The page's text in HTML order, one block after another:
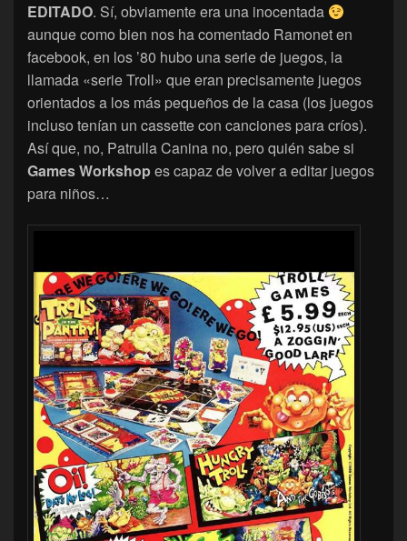
EDITADO. Sí, obviamente era una inocentada
aunque como bien nos ha comentado Ramonet en
facebook, en los ’80 hubo una serie de juegos, la
llamada «serie Troll» que eran precisamente juegos
orientados a los más pequeños de la casa (los juegos
incluso tenían un cassette con canciones para críos).
Así que, no, Patrulla Canina no, pero quién sabe si
Games Workshopes capaz de volver a editar juegos
para niños…